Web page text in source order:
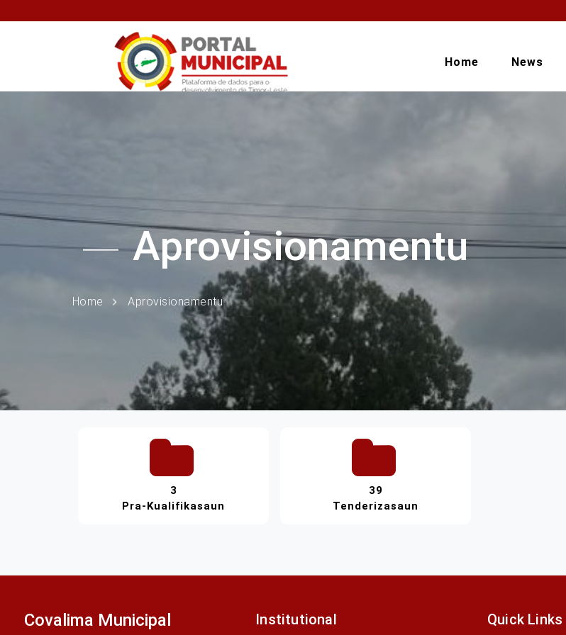
Home News
Aprovisionamentu
Home Aprovisionamentu
3
Pra-Kualifikasaun
39
Tenderizasaun
Covalima Municipal
Institutional Quick Links